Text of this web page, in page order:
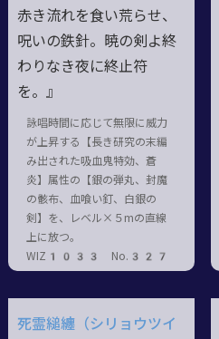
赤き流れを食い荒らせ、
呪いの鉄針。暁の剣よ終
わりなき夜に終止符
を。』
詠唱時間に応じて無限に威力
が上昇する【長き研究の末編
み出された吸血鬼特効、蒼
炎】属性の【銀の弾丸、封魔
の骸布、血喰い釘、白銀の
剣】を、レベル×５mの直線
上に放つ。
WIZ1033 No.327
死霊縋纏（シリョウツイ